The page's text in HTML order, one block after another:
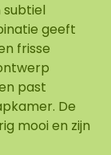
subtiel
geeft
frisse
past
De
mooi en zijn